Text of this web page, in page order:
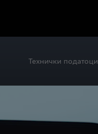
Технички податоци